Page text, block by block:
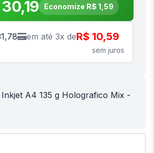
Economize R$ 1,59
em até 3x deR$ 10,59
sem juros
Inkjet A4 135 g Holografico Mix -